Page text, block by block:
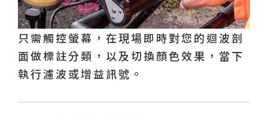
只需觸控螢幕，在現場即時對您的迴波剖
面做標註分類，以及切換顏色效果，當下
執行濾波或增益訊號。